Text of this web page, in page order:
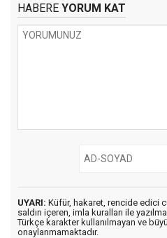
HABERE YORUM KAT
UYARI: Küfür, hakaret, rencide edici
saldırı içeren, imla kuralları ile
Türkçe karakter kullanılmayan ve
onaylanmamaktadır.